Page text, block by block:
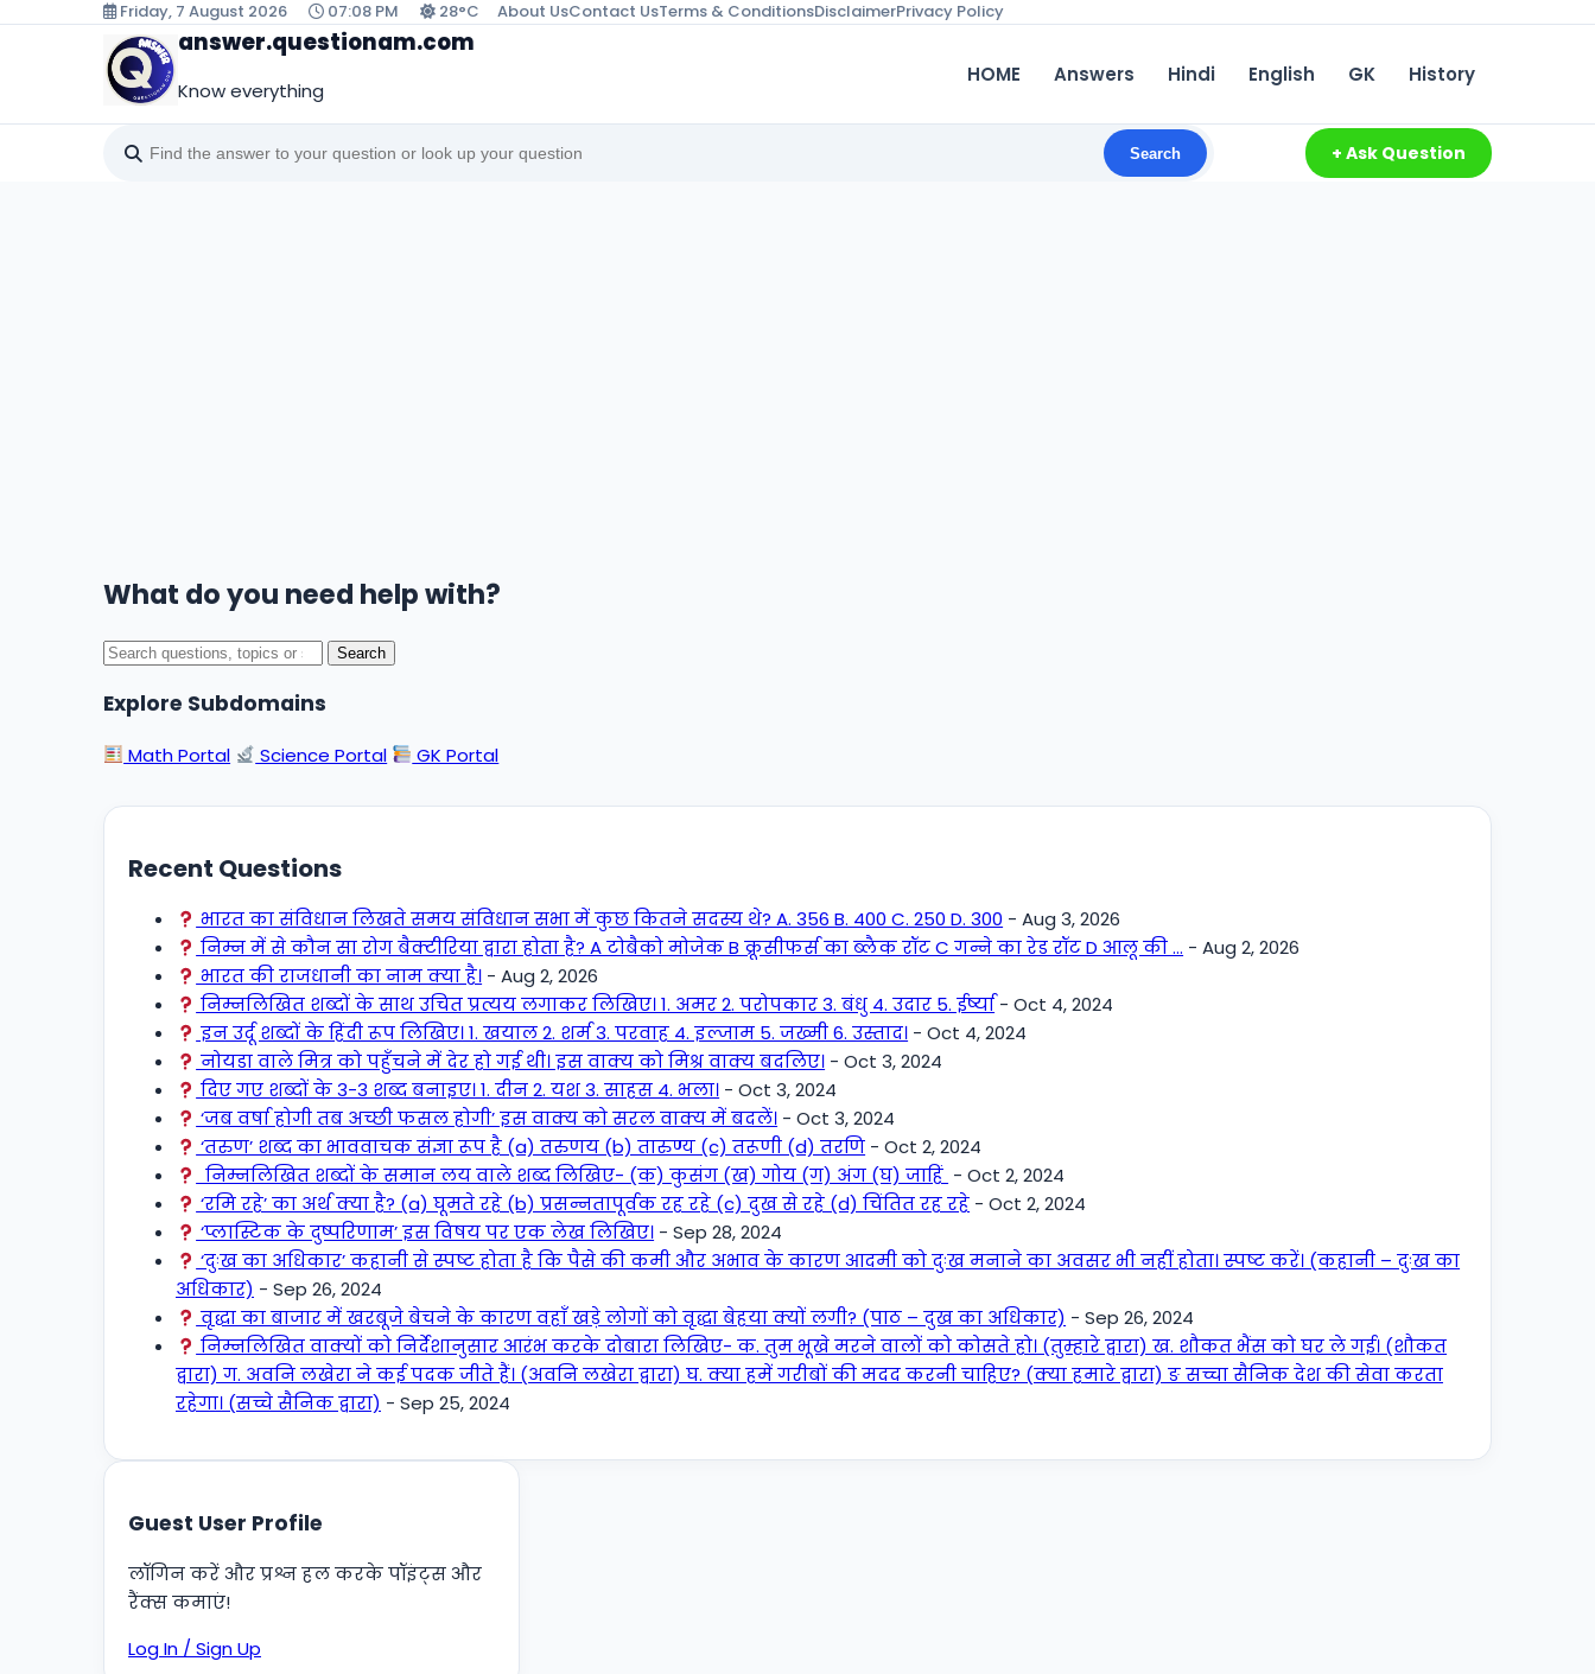
Friday, 7 August 2026 07:08 PM 28°C About UsContact UsTerms & ConditionsDisclaimerPrivacy Policy
answer.questionam.com
Know everything
HOME Answers Hindi English GK History
Search + Ask Question
What do you need help with?
Search
Explore Subdomains
Math Portal Science Portal GK Portal
Recent Questions
भारत का संविधान लिखते समय संविधान सभा में कुछ कितने सदस्य थे? A. 356 B. 400 C. 250 D. 300 - Aug 3, 2026
निम्न में से कौन सा रोग बैक्टीरिया द्वारा होता है? A टोबैको मोजेक B क्रूसीफर्स का ब्लैक रॉट C गन्ने का रेड रॉट D आलू की … - Aug 2, 2026
भारत की राजधानी का नाम क्या है। - Aug 2, 2026
निम्नलिखित शब्दों के साथ उचित प्रत्यय लगाकर लिखिए। 1. अमर 2. परोपकार 3. बंधु 4. उदार 5. ईर्ष्या - Oct 4, 2024
इन उर्दू शब्दों के हिंदी रूप लिखिए। 1. खयाल 2. शर्म 3. परवाह 4. इल्जाम 5. जख्मी 6. उस्ताद। - Oct 4, 2024
नोयडा वाले मित्र को पहुँचने में देर हो गई थी। इस वाक्य को मिश्र वाक्य बदलिए। - Oct 3, 2024
दिए गए शब्दों के 3-3 शब्द बनाइए। 1. दीन 2. यश 3. साहस 4. भला। - Oct 3, 2024
‘जब वर्षा होगी तब अच्छी फसल होगी’ इस वाक्य को सरल वाक्य में बदलें। - Oct 3, 2024
‘तरुण’ शब्द का भाववाचक संज्ञा रूप है (a) तरुणय (b) तारुण्य (c) तरूणी (d) तरणि - Oct 2, 2024
निम्नलिखित शब्दों के समान लय वाले शब्द लिखिए- (क) कुसंग (ख) गोय (ग) अंग (घ) जाहिं - Oct 2, 2024
‘रमि रहे’ का अर्थ क्या है? (a) घूमते रहे (b) प्रसन्नतापूर्वक रह रहे (c) दुख से रहे (d) चिंतित रह रहे - Oct 2, 2024
‘प्लास्टिक के दुष्परिणाम’ इस विषय पर एक लेख लिखिए। - Sep 28, 2024
‘दुःख का अधिकार’ कहानी से स्पष्ट होता है कि पैसे की कमी और अभाव के कारण आदमी को दुःख मनाने का अवसर भी नहीं होता। स्पष्ट करें। (कहानी – दुःख का
अधिकार) - Sep 26, 2024
वृद्धा का बाजार में खरबूजे बेचने के कारण वहाँ खड़े लोगों को वृद्धा बेहया क्यों लगी? (पाठ – दुख का अधिकार) - Sep 26, 2024
निम्नलिखित वाक्यों को निर्देशानुसार आरंभ करके दोबारा लिखिए- क. तुम भूखे मरने वालों को कोसते हो। (तुम्हारे द्वारा) ख. शौकत भैंस को घर ले गई। (शौकत
द्वारा) ग. अवनि लखेरा ने कई पदक जीते हैं। (अवनि लखेरा द्वारा) घ. क्या हमें गरीबों की मदद करनी चाहिए? (क्या हमारे द्वारा) ङ सच्चा सैनिक देश की सेवा करता
रहेगा। (सच्चे सैनिक द्वारा) - Sep 25, 2024
Guest User Profile
लॉगिन करें और प्रश्न हल करके पॉइंट्स और
रैंक्स कमाएं!
Log In / Sign Up